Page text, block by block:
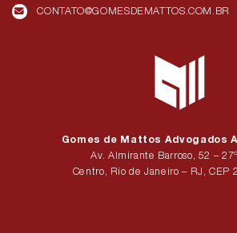
CONTATO@GOMESDEMATTOS.COM.BR
Gomes de Mattos Advogados
Av. Almirante Barroso, 52 –
Centro, Rio de Janeiro – RJ, CEP